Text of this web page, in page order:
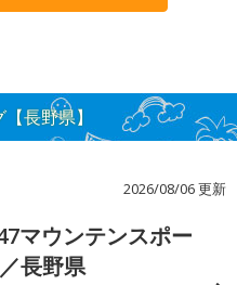
長野県】
2026/08/06 更新
マウンテンスポー
長野県